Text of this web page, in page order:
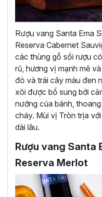
Rượu vang Santa Ema
Reserva Cabernet
các thùng gỗ sồi rượu
rũ, hương vị mạnh mẽ
đỏ và trái cây màu đen
xôi được bổ sung bởi
nướng của bánh,
cháy. Mùi vị Tròn trịa
dài lâu.
Rượu vang Santa
Reserva Merlot